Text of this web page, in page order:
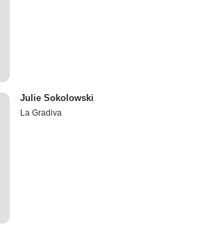
Julie Sokolowski
La Gradiva